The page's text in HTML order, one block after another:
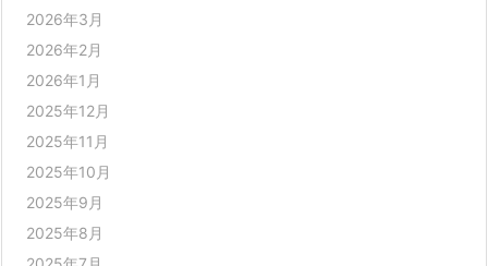
2026年3月
2026年2月
2026年1月
2025年12月
2025年11月
2025年10月
2025年9月
2025年8月